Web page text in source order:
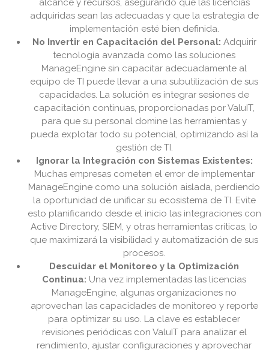
alcance y recursos, asegurando que las licencias
adquiridas sean las adecuadas y que la estrategia de
implementación esté bien definida.
No Invertir en Capacitación del Personal: Adquirir
tecnología avanzada como las soluciones
ManageEngine sin capacitar adecuadamente al
equipo de TI puede llevar a una subutilización de sus
capacidades. La solución es integrar sesiones de
capacitación continuas, proporcionadas por ValuIT,
para que su personal domine las herramientas y
pueda explotar todo su potencial, optimizando así la
gestión de TI.
Ignorar la Integración con Sistemas Existentes:
Muchas empresas cometen el error de implementar
ManageEngine como una solución aislada, perdiendo
la oportunidad de unificar su ecosistema de TI. Evite
esto planificando desde el inicio las integraciones con
Active Directory, SIEM, y otras herramientas críticas, lo
que maximizará la visibilidad y automatización de sus
procesos.
Descuidar el Monitoreo y la Optimización
Continua: Una vez implementadas las licencias
ManageEngine, algunas organizaciones no
aprovechan las capacidades de monitoreo y reporte
para optimizar su uso. La clave es establecer
revisiones periódicas con ValuIT para analizar el
rendimiento, ajustar configuraciones y aprovechar